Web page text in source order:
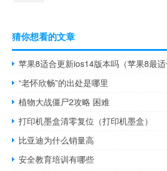
猜你想看的文章
苹果8适合更新ios14版本吗（苹果8最适
“老怀欣畅”的出处是哪里
植物大战僵尸2攻略 困难
打印机墨盒清零复位（打印机墨盒）
比亚迪为什么销量高
安全教育培训有哪些